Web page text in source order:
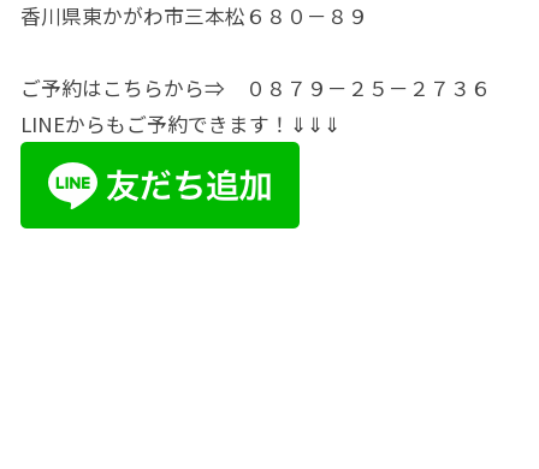
香川県東かがわ市三本松６８０－８９
ご予約はこちらから⇒ ０８７９－２５－２７３６
LINEからもご予約できます！⇓⇓⇓